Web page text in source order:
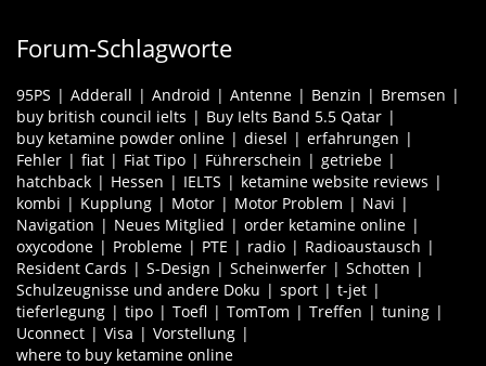
Forum-Schlagworte
95PS Adderall Android Antenne Benzin
Bremsen
buy british council ielts
Buy Ielts Band 5.5 Qatar
buy ketamine powder online
diesel
erfahrungen
Fehler
fiat Fiat Tipo Führerschein
getriebe
hatchback
Hessen IELTS
ketamine website reviews
kombi
Kupplung Motor Motor Problem
Navi
Navigation
Neues Mitglied
order ketamine online
oxycodone
Probleme PTE radio
Radioaustausch
Resident Cards
S-Design Scheinwerfer
Schotten
Schulzeugnisse und andere Doku
sport
t-jet
tieferlegung
tipo Toefl TomTom Treffen
tuning
Uconnect
Visa
Vorstellung
where to buy ketamine online